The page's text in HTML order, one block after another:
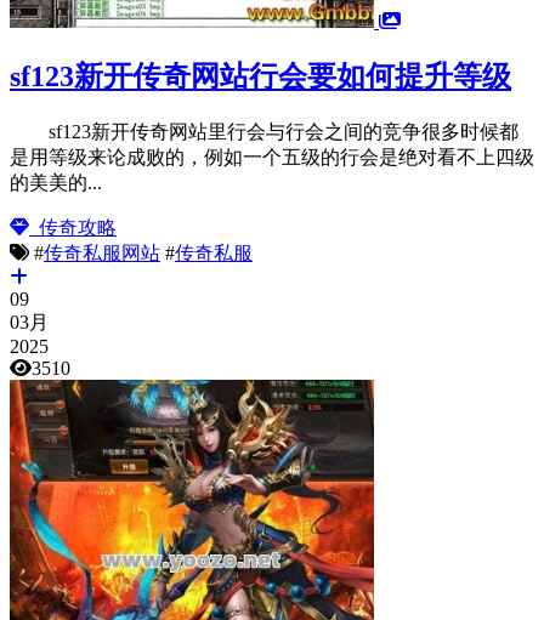
sf123新开传奇网站行会要如何提升等级
sf123新开传奇网站里行会与行会之间的竞争很多时候都
是用等级来论成败的，例如一个五级的行会是绝对看不上四级
的美美的...
传奇攻略
#传奇私服网站 #传奇私服
09
03月
2025
3510